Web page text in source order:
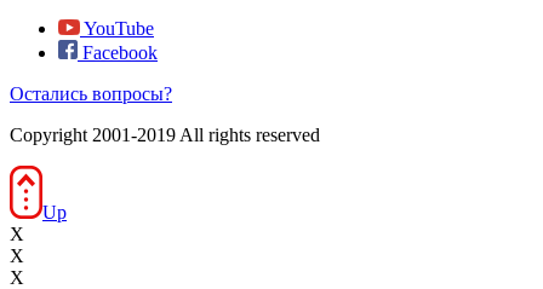
YouTube
Facebook
Остались вопросы?
Copyright 2001-2019 All rights reserved
Up
X
X
X